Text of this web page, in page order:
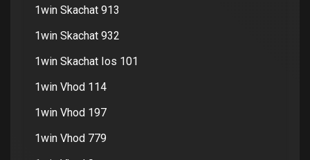
1win Skachat 913
1win Skachat 932
1win Skachat Ios 101
1win Vhod 114
1win Vhod 197
1win Vhod 779